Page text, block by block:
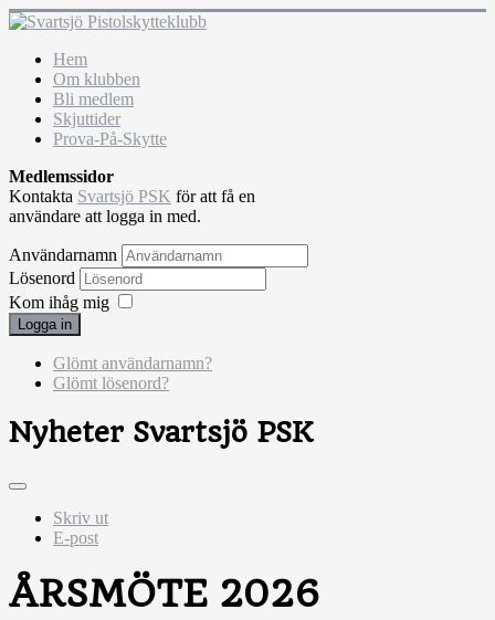
Hem
Om klubben
Bli medlem
Skjuttider
Prova-På-Skytte
Medlemssidor
Kontakta Svartsjö PSK för att få en
användare att logga in med.
Användarnamn
Lösenord
Kom ihåg mig
Logga in
Glömt användarnamn?
Glömt lösenord?
Nyheter Svartsjö PSK
Skriv ut
E-post
ÅRSMÖTE 2026